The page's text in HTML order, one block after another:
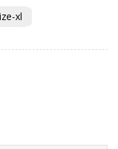
xl
than số lượng